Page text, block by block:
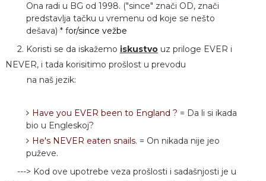
Ona radi u BG od 1998. ("since" znači OD, znači
predstavlja tačku u vremenu od koje se nešto
dešava) * for/since vežbe
2. Koristi se da iskažemo iskustvouz priloge EVER i
NEVER, i tada korisitimo prošlost u prevodu
na naš jezik:
Have you EVER been to England ? = Da li si ikada
bio u Engleskoj?
He's NEVER eaten snails. = On nikada nije jeo
puževe.
---> Kod ove upotrebe veza prošlosti i sadašnjosti je u